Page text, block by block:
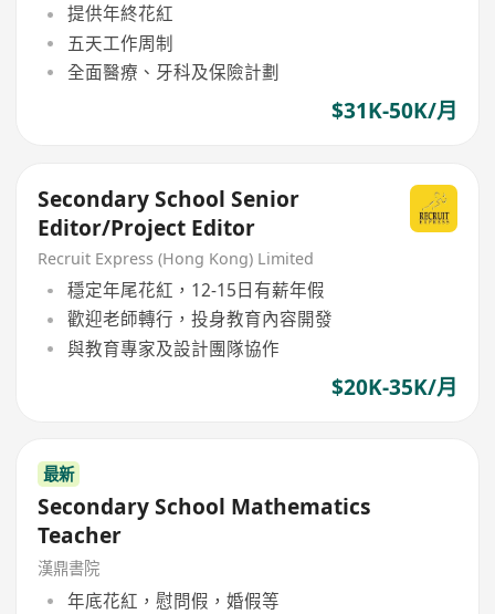
提供年終花紅
五天工作周制
全面醫療、牙科及保險計劃
$31K-50K/月
Secondary School Senior
Editor/Project Editor
Recruit Express (Hong Kong) Limited
穩定年尾花紅，12-15日有薪年假
歡迎老師轉行，投身教育內容開發
與教育專家及設計團隊協作
$20K-35K/月
最新
Secondary School Mathematics
Teacher
漢鼎書院
年底花紅，慰問假，婚假等